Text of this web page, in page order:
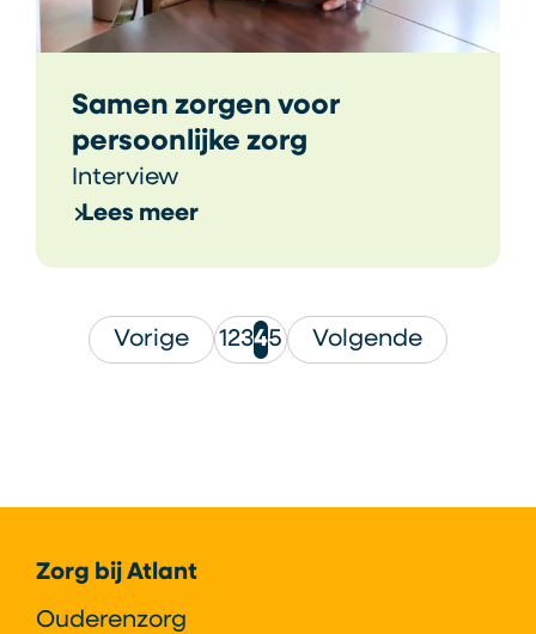
Samen zorgen voor
persoonlijke zorg
Interview
Lees meer
Vorige 1 2345 Volgende
Zorg bij Atlant
Ouderenzorg